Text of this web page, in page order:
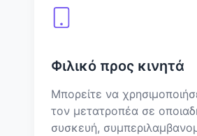
Φιλικό προς κινητά
Μπορείτε να
τον μετατροπέα σε
συσκευή,